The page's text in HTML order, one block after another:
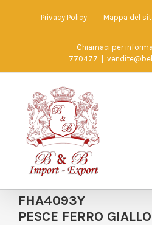
Privacy Policy Mappa del
Chiamaci per
770477
FHA4093Y
PESCE FERRO